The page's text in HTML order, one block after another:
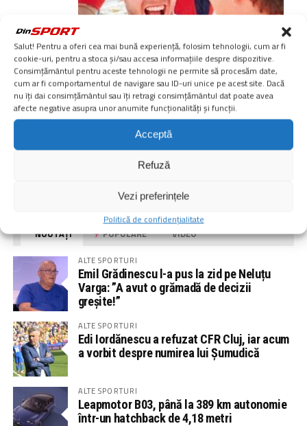
Salut! Pentru a oferi cea mai bună experiență, folosim tehnologii, cum ar fi
cookie-uri, pentru a stoca și/sau accesa informațiile despre dispozitive.
Consimțământul pentru aceste tehnologii ne permite să procesăm date,
cum ar fi comportamentul de navigare sau ID-uri unice pe acest site. Dacă
nu îți dai consimțământul sau îți retragi consimțământul dat poate avea
afecte negative asupra unor anumite funcționalități și funcții.
Acceptă
Refuză
Vezi preferințele
Politică de confidențialitate
NOUTĂȚI POPULARE VIDEO
ALTE SPORTURI
Emil Grădinescu l-a pus la zid pe Neluțu
Varga: ”A avut o grămadă de decizii
greșite!”
ALTE SPORTURI
Edi Iordănescu a refuzat CFR Cluj, iar acum
a vorbit despre numirea lui Șumudică
ALTE SPORTURI
Leapmotor B03, până la 389 km autonomie
într-un hatchback de 4,18 metri